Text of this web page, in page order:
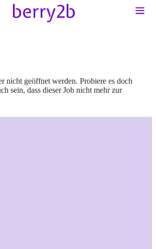
nicht geöffnet werden. Probiere es doch
sein, dass dieser Job nicht mehr zur